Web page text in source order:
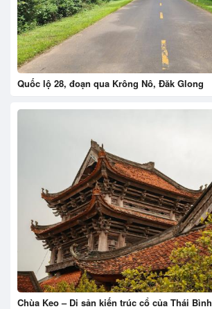
Quốc lộ 28, đoạn qua Krông Nô, Đăk Glong
Chùa Keo – Di sản kiến trúc cổ của Thái Bình